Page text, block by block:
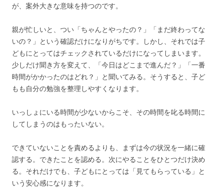
が、案外大きな意味を持つのです。
親が忙しいと、つい「ちゃんとやったの？」「まだ終わってな
いの？」という確認だけになりがちです。しかし、それでは子
どもにとってはチェックされているだけになってしまいます。
少しだけ聞き方を変えて、「今日はどこまで進んだ？」「一番
時間がかかったのはどれ？」と聞いてみる。そうすると、子ど
もも自分の勉強を整理しやすくなります。
いっしょにいる時間が少ないからこそ、その時間を叱る時間に
してしまうのはもったいない。
できていないことを責めるよりも、まずは今の状況を一緒に確
認する。できたことを認める。次にやることをひとつだけ決め
る。それだけでも、子どもにとっては「見てもらっている」と
いう安心感になります。